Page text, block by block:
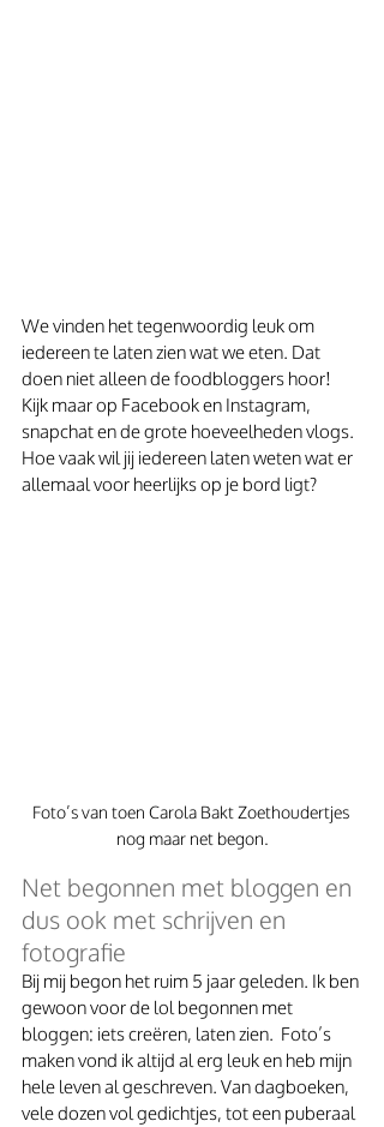
We vinden het tegenwoordig leuk om
iedereen te laten zien wat we eten. Dat
doen niet alleen de foodbloggers hoor!
Kijk maar op Facebook en Instagram,
snapchat en de grote hoeveelheden vlogs.
Hoe vaak wil jij iedereen laten weten wat er
allemaal voor heerlijks op je bord ligt?
Foto’s van toen Carola Bakt Zoethoudertjes
nog maar net begon.
Net begonnen met bloggen en
dus ook met schrijven en
fotografie
Bij mij begon het ruim 5 jaar geleden. Ik ben
gewoon voor de lol begonnen met
bloggen: iets creëren, laten zien.  Foto’s
maken vond ik altijd al erg leuk en heb mijn
hele leven al geschreven. Van dagboeken,
vele dozen vol gedichtjes, tot een puberaal